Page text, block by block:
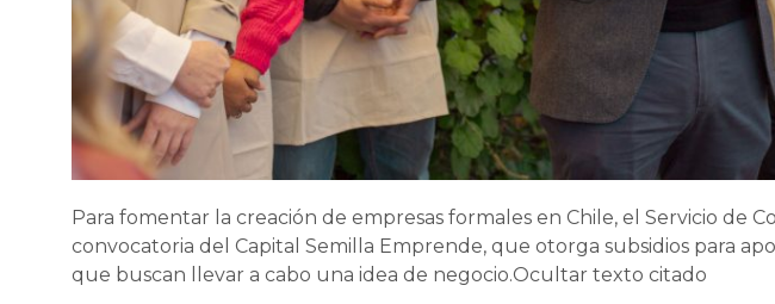
Para fomentar la creación de empresas formales en Chile, el Servicio de
convocatoria del Capital Semilla Emprende, que otorga subsidios para
que buscan llevar a cabo una idea de negocio.Ocultar texto citado